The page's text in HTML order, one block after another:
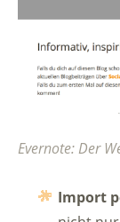
Evernote: Der
Import